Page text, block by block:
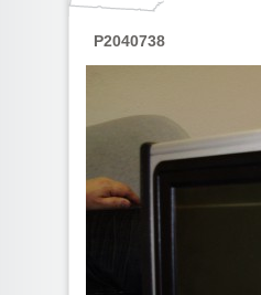
P2040738